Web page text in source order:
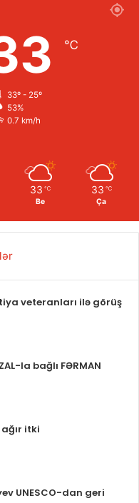
℃
33º - 25º
53%
0.7 km/h
33 ℃
Be
33 ℃
Ça
veteranları ilə görüş
la bağlı FƏRMAN
itki
UNESCO-dan geri